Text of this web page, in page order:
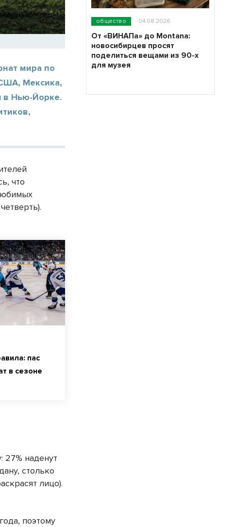
мира по
Мексика,
в Нью-Йорке.
что
пас
в сезоне
27% наденут
столько
лицо).
поэтому
общество 04.08.2026
От «ВИНАПа» до Montana:
новосибирцев просят
поделиться вещами из 90-х
для музея